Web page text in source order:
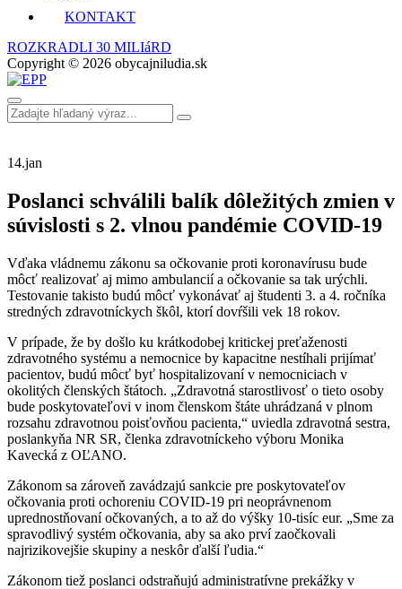
KONTAKT
ROZKRADLI 30 MILIáRD
Copyright © 2026 obycajniludia.sk
14.jan
Poslanci schválili balík dôležitých zmien v
súvislosti s 2. vlnou pandémie COVID-19
Vďaka vládnemu zákonu sa očkovanie proti koronavírusu bude
môcť realizovať aj mimo ambulancií a očkovanie sa tak urýchli.
Testovanie takisto budú môcť vykonávať aj študenti 3. a 4. ročníka
stredných zdravotníckych škôl, ktorí dovŕšili vek 18 rokov.
V prípade, že by došlo ku krátkodobej kritickej preťaženosti
zdravotného systému a nemocnice by kapacitne nestíhali prijímať
pacientov, budú môcť byť hospitalizovaní v nemocniciach v
okolitých členských štátoch. „Zdravotná starostlivosť o tieto osoby
bude poskytovateľovi v inom členskom štáte uhrádzaná v plnom
rozsahu zdravotnou poisťovňou pacienta,“ uviedla zdravotná sestra,
poslankyňa NR SR, členka zdravotníckeho výboru Monika
Kavecká z OĽANO.
Zákonom sa zároveň zavádzajú sankcie pre poskytovateľov
očkovania proti ochoreniu COVID-19 pri neoprávnenom
uprednostňovaní očkovaných, a to až do výšky 10-tisíc eur. „Sme za
spravodlivý systém očkovania, aby sa ako prví zaočkovali
najrizikovejšie skupiny a neskôr ďalší ľudia.“
Zákonom tiež poslanci odstraňujú administratívne prekážky v